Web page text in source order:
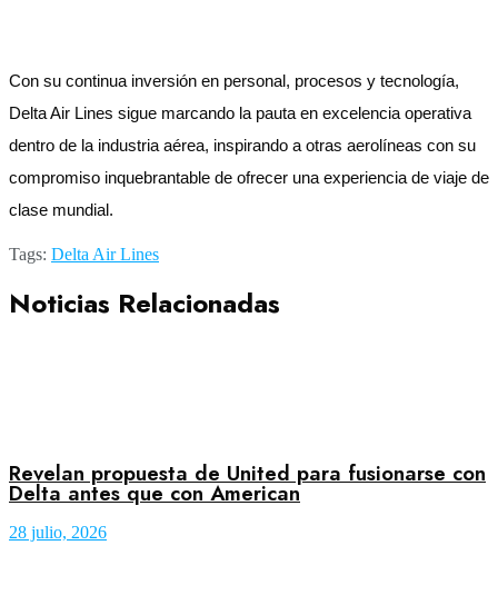
Con su continua inversión en personal, procesos y tecnología,
Delta Air Lines sigue marcando la pauta en excelencia operativa
dentro de la industria aérea, inspirando a otras aerolíneas con su
compromiso inquebrantable de ofrecer una experiencia de viaje de
clase mundial.
Tags: Delta Air Lines
Noticias Relacionadas
Revelan propuesta de United para fusionarse con
Delta antes que con American
28 julio, 2026